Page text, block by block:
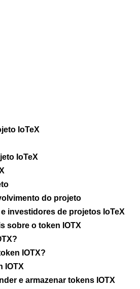
IoTeX
IoTeX
do projeto
investidores de projetos IoTeX
sobre o token IOTX
IOTX?
IOTX
e armazenar tokens IOTX